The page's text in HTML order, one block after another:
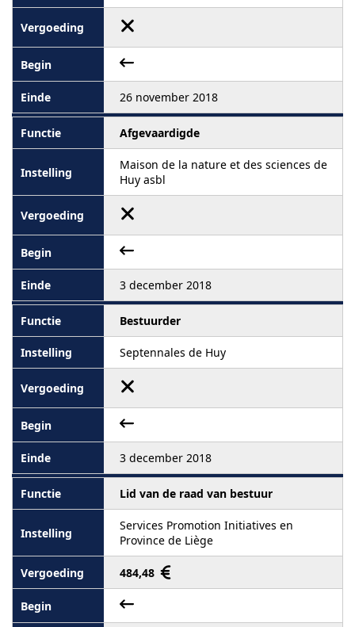
26 november 2018
Afgevaardigde
Maison de la nature et des sciences de
Huy asbl
3 december 2018
Bestuurder
Septennales de Huy
3 december 2018
Lid van de raad van bestuur
Services Promotion Initiatives en
Province de Liège
484,48